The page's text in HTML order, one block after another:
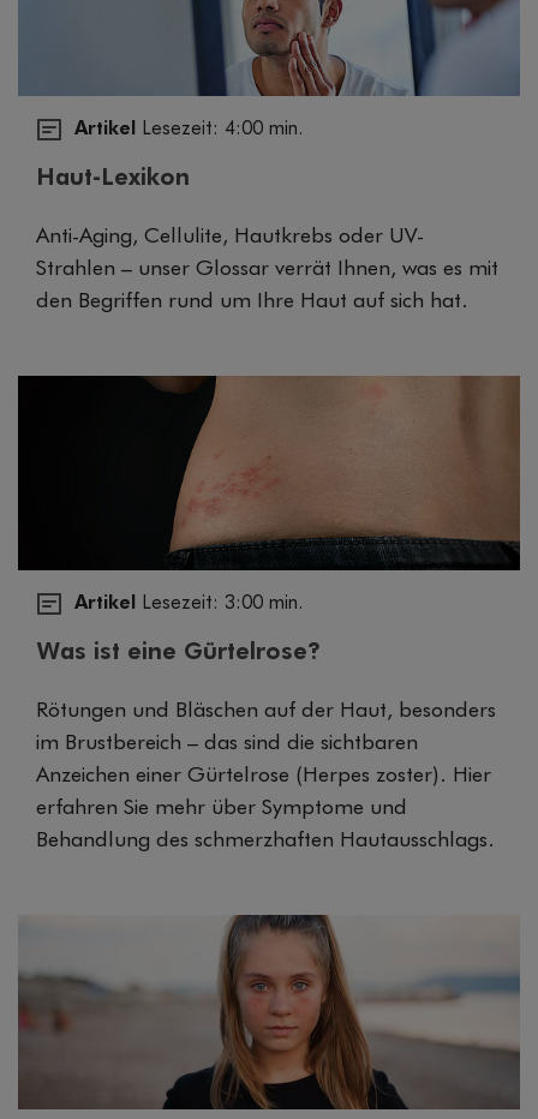
Artikel Lesezeit: 4:00 min.
Haut-Lexikon
Anti-Aging, Cellulite, Hautkrebs oder UV-
Strahlen – unser Glossar verrät Ihnen, was es mit
den Begriffen rund um Ihre Haut auf sich hat.
Artikel Lesezeit: 3:00 min.
Was ist eine Gürtelrose?
Rötungen und Bläschen auf der Haut, besonders
im Brustbereich – das sind die sichtbaren
Anzeichen einer Gürtelrose (Herpes zoster). Hier
erfahren Sie mehr über Symptome und
Behandlung des schmerzhaften Hautausschlags.